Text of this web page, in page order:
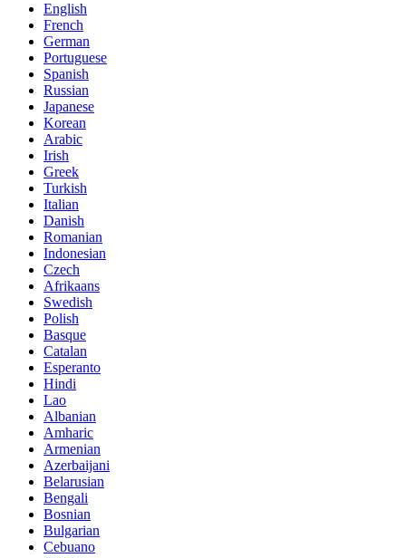
English
French
German
Portuguese
Spanish
Russian
Japanese
Korean
Arabic
Irish
Greek
Turkish
Italian
Danish
Romanian
Indonesian
Czech
Afrikaans
Swedish
Polish
Basque
Catalan
Esperanto
Hindi
Lao
Albanian
Amharic
Armenian
Azerbaijani
Belarusian
Bengali
Bosnian
Bulgarian
Cebuano